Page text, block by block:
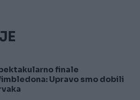
finale
Upravo smo dobili